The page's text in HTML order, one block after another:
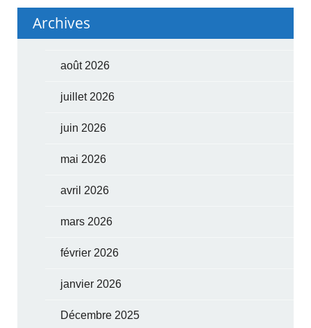
Archives
août 2026
juillet 2026
juin 2026
mai 2026
avril 2026
mars 2026
février 2026
janvier 2026
Décembre 2025